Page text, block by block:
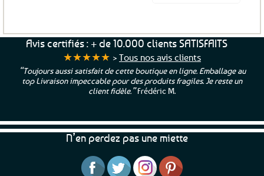
Avis certifiés : + de 10.000 clients SATISFAITS
★★★★★ > Tous nos avis clients
“Toujours aussi satisfait de cette boutique en ligne. Emballage au
top Livraison impeccable pour des produits fragiles. Je reste un
client fidèle.”Frédéric M.
N’en perdez pas une miette